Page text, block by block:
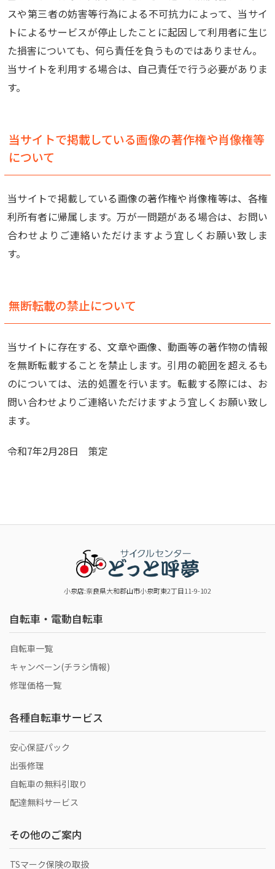
スや第三者の妨害等行為による不可抗力によって、当サイ
トによるサービスが停止したことに起因して利用者に生じ
た損害についても、何ら責任を負うものではありません。
当サイトを利用する場合は、自己責任で行う必要がありま
す。
当サイトで掲載している画像の著作権や肖像権等
について
当サイトで掲載している画像の著作権や肖像権等は、各権
利所有者に帰属します。万が一問題がある場合は、お問い
合わせよりご連絡いただけますよう宜しくお願い致しま
す。
無断転載の禁止について
当サイトに存在する、文章や画像、動画等の著作物の情報
を無断転載することを禁止します。引用の範囲を超えるも
のについては、法的処置を行います。転載する際には、お
問い合わせよりご連絡いただけますよう宜しくお願い致し
ます。
令和7年2月28日 策定
小泉店:奈良県大和郡山市小泉町東2丁目11-9-102
自転車・電動自転車
自転車一覧
キャンペーン(チラシ情報)
修理価格一覧
各種自転車サービス
安心保証パック
出張修理
自転車の無料引取り
配達無料サービス
その他のご案内
TSマーク保険の取扱